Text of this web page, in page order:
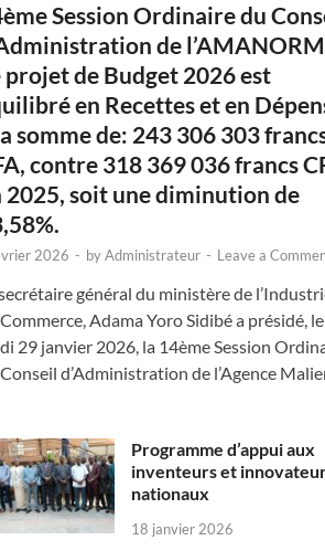
Session Ordinaire du
de
projet de Budget 2026 est
en Recettes et en
somme de: 243 306 303
contre 318 369 036 francs
2025, soit une diminution de
2026 - byAdministrateur - Leave a
général du ministère de
Adama Yoro Sidibé a présidé, le
29 janvier 2026, la 14ème Session
d’Administration de l’Agence
Programme d’appui aux
inventeurs et
nationaux
18 janvier 2026